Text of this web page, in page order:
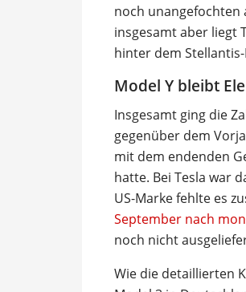
noch unangefochten
insgesamt aber liegt
hinter dem
Model Y bleibt
Insgesamt ging die
gegenüber dem
mit dem endenden
hatte. Bei Tesla war
US-Marke fehlte es
September nach
noch nicht
Wie die detaillierten